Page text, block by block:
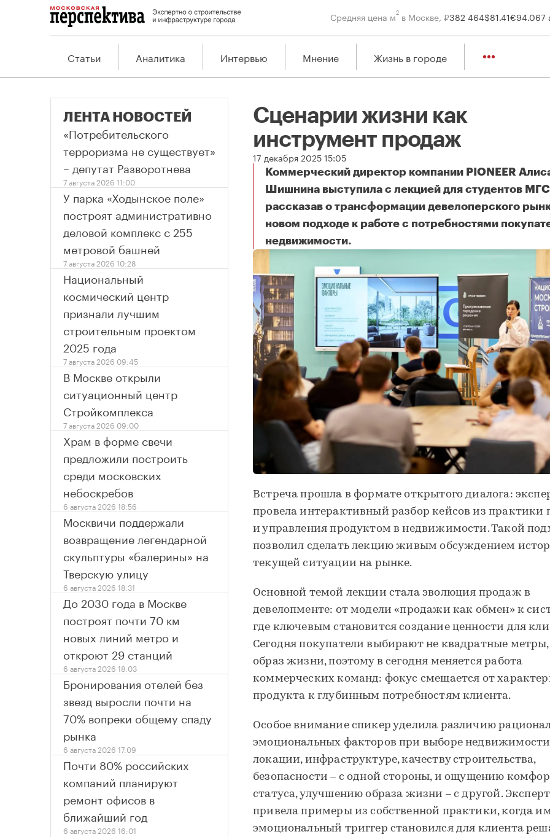
Средняя цена м2 в Москве, ₽382 464$81.41€94.067
Статьи Аналитика Интервью Мнение Жизнь в городе
Сценарии жизни как
инструмент продаж
17 декабря 2025 15:05
Коммерческий директор компании PIONEER
Шишнина выступила с лекцией для студентов
рассказав о трансформации девелоперского
новом подходе к работе с потребностями
недвижимости.
Сценарии жизни как инструмент продаж
Встреча прошла в формате открытого диалога:
провела интерактивный разбор кейсов из практики
и управления продуктом в недвижимости. Такой
позволил сделать лекцию живым обсуждением
текущей ситуации на рынке.
Основной темой лекции стала эволюция продаж в
девелопменте: от модели «продажи как обмен» к
где ключевым становится создание ценности для
Сегодня покупатели выбирают не квадратные метры,
образ жизни, поэтому в сегодня меняется работа
коммерческих команд: фокус смещается от
продукта к глубинным потребностям клиента.
Особое внимание спикер уделила различию
эмоциональных факторов при выборе
локации, инфраструктуре, качеству строительства,
безопасности – с одной стороны, и ощущению
статуса, улучшению образа жизни – с другой. Эксперт
привела примеры из собственной практики, когда
эмоциональный триггер становился для клиента
ЛЕНТА НОВОСТЕЙ
«Потребительского
терроризма не существует»
– депутат Разворотнева
7 августа 2026 11:00
У парка «Ходынское поле»
построят административно
деловой комплекс с 255
метровой башней
7 августа 2026 10:28
Национальный
космический центр
признали лучшим
строительным проектом
2025 года
7 августа 2026 09:45
В Москве открыли
ситуационный центр
Стройкомплекса
7 августа 2026 09:00
Храм в форме свечи
предложили построить
среди московских
небоскребов
6 августа 2026 18:56
Москвичи поддержали
возвращение легендарной
скульптуры «балерины» на
Тверскую улицу
6 августа 2026 18:31
До 2030 года в Москве
построят почти 70 км
новых линий метро и
откроют 29 станций
6 августа 2026 18:03
Бронирования отелей без
звезд выросли почти на
70% вопреки общему спаду
рынка
6 августа 2026 17:09
Почти 80% российских
компаний планируют
ремонт офисов в
ближайший год
6 августа 2026 16:01